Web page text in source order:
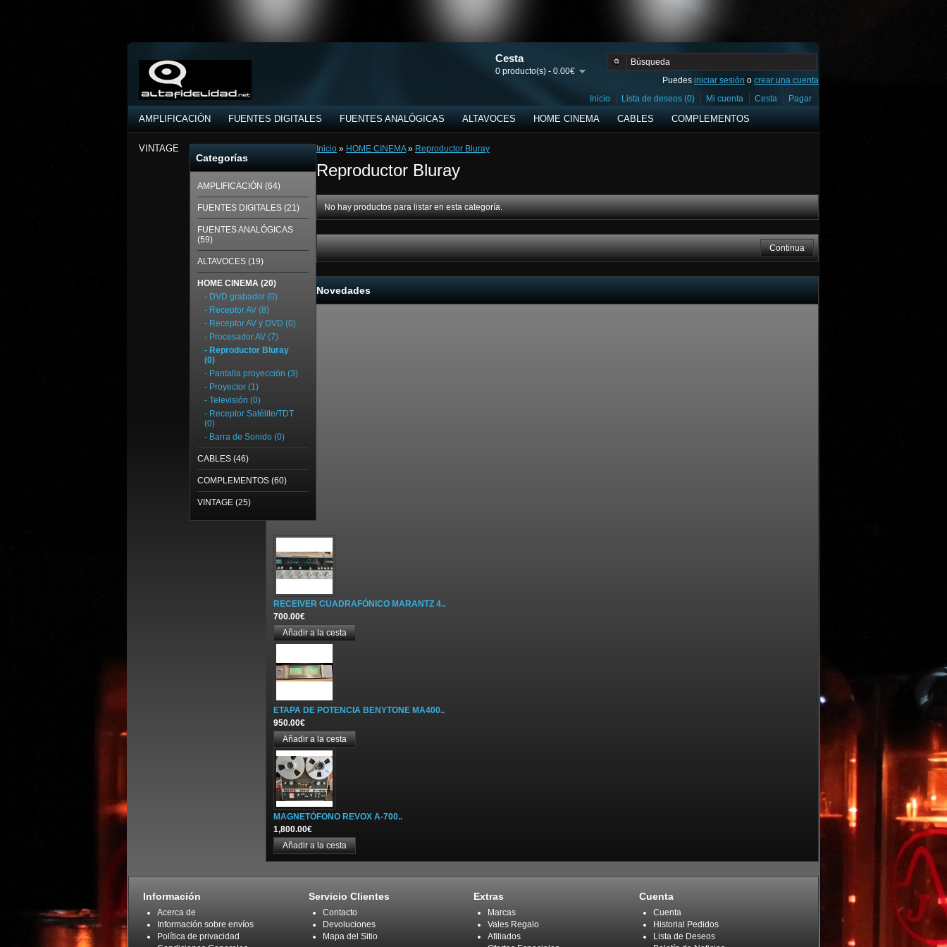
Cesta
0 producto(s) - 0.00€
Puedes iniciar sesión o crear una cuenta
Inicio
Lista de deseos (0) Mi cuenta Cesta Pagar
AMPLIFICACIÓN FUENTES DIGITALES FUENTES ANALÓGICAS ALTAVOCES HOME CINEMA CABLES COMPLEMENTOS
VINTAGE
Categorías
AMPLIFICACIÓN (64)
FUENTES DIGITALES (21)
FUENTES ANALÓGICAS
(59)
ALTAVOCES (19)
HOME CINEMA (20)
- DVD grabador (0)
- Receptor AV (8)
- Receptor AV y DVD (0)
- Procesador AV (7)
- Reproductor Bluray
(0)
- Pantalla proyección (3)
- Proyector (1)
- Televisión (0)
- Receptor Satélite/TDT
(0)
- Barra de Sonido (0)
CABLES (46)
COMPLEMENTOS (60)
VINTAGE (25)
Inicio » HOME CINEMA» Reproductor Bluray
Reproductor Bluray
No hay productos para listar en esta categoría.
Continua
Novedades
RECEIVER CUADRAFÓNICO MARANTZ 4..
700.00€
ETAPA DE POTENCIA BENYTONE MA400..
950.00€
MAGNETÓFONO REVOX A-700..
1,800.00€
Información
Acerca de
Información sobre envíos
Política de privacidad
Servicio Clientes
Contacto
Devoluciones
Mapa del Sitio
Extras
Marcas
Vales Regalo
Afiliados
Cuenta
Cuenta
Historial Pedidos
Lista de Deseos